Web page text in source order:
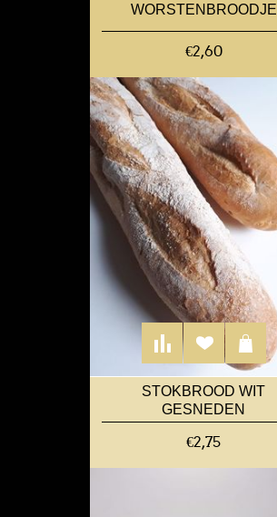
WORSTENBROODJE
€2,60
STOKBROOD WIT
GESNEDEN
€2,75